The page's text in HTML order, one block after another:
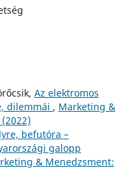
Az elektromos
dilemmái , Marketing &
befutóra –
galopp
& Menedzsment: